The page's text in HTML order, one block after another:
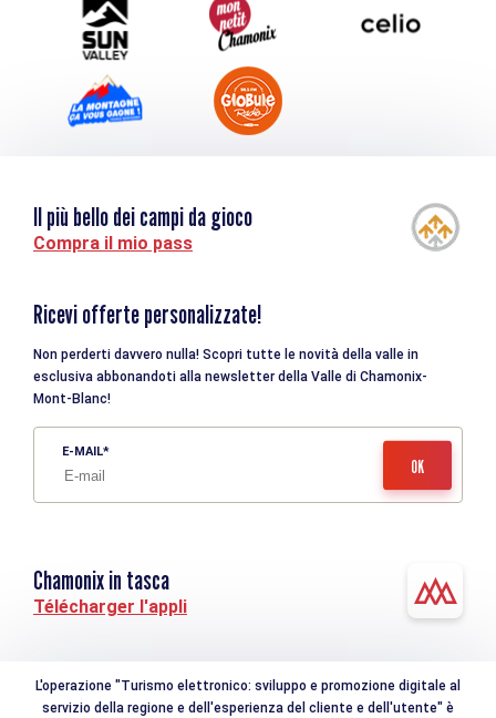
Il più bello dei campi da gioco
Compra il mio pass
Ricevi offerte personalizzate!
Non perderti davvero nulla! Scopri tutte le novità della valle in
esclusiva abbonandoti alla newsletter della Valle di Chamonix-
Mont-Blanc!
E-MAIL
Chamonix in tasca
Télécharger l'appli
L'operazione "Turismo elettronico: sviluppo e promozione digitale al
servizio della regione e dell'esperienza del cliente e dell'utente" è